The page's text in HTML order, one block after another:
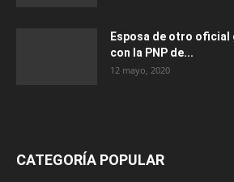
Esposa de otro
con la PNP de...
12 mayo, 2020
CATEGORÍA POPULAR